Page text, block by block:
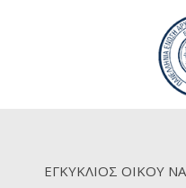
ΕΓΚΥΚΛΙΟΣ ΟΙΚΟΥ